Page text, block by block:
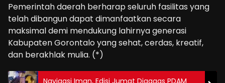
Pemerintah daerah berharap seluruh fasilitas yang
telah dibangun dapat dimanfaatkan secara
maksimal demi mendukung lahirnya generasi
Kabupaten Gorontalo yang sehat, cerdas, kreatif,
dan berakhlak mulia. (*)
Navigasi Iman, Edisi Jumat Digagas PDAM